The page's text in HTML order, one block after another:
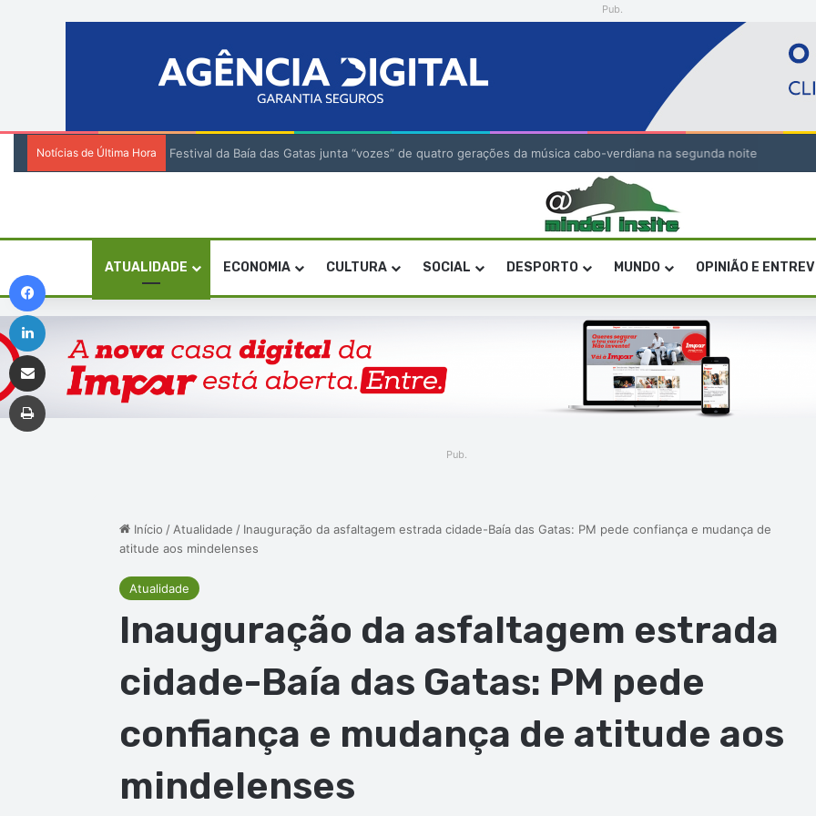
Pub.
Notícias de Última Hora Festival da Baía das Gatas junta “vozes” de quatro gerações da música cabo-verdiana na segunda noite
ATUALIDADE ECONOMIA CULTURA SOCIAL DESPORTO MUNDO OPINIÃO E
Pub.
Início / Atualidade / Inauguração da asfaltagem estrada cidade-Baía das Gatas: PM pede confiança e mudança de
atitude aos mindelenses
Atualidade
Inauguração da asfaltagem estrada
cidade-Baía das Gatas: PM pede
confiança e mudança de atitude aos
mindelenses
Linkedin
Imprimir